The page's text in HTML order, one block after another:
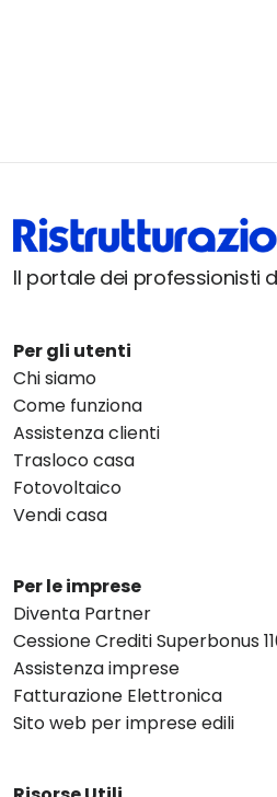
Il portale dei professionisti
Per gli utenti
Chi siamo
Come funziona
Assistenza clienti
Trasloco casa
Fotovoltaico
Vendi casa
Per le imprese
Diventa Partner
Cessione Crediti Superbonus
Assistenza imprese
Fatturazione Elettronica
Sito web per imprese edili